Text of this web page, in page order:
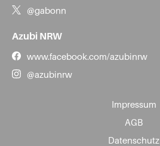
@gabonn
Azubi NRW
www.facebook.com/azubinrw
@azubinrw
Impressum
AGB
Datenschutz